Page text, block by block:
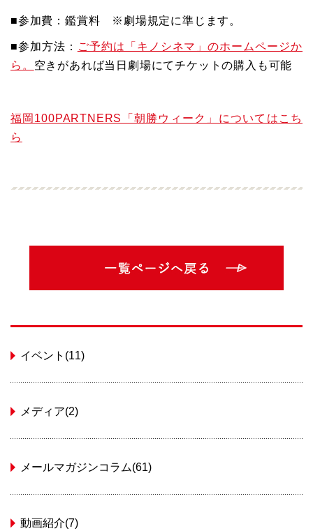
■参加費：鑑賞料 ※劇場規定に準じます。
■参加方法： ご予約は「キノシネマ」のホームページか
ら。 空きがあれば当日劇場にてチケットの購入も可能
福岡100PARTNERS「朝勝ウィーク」についてはこち
ら
イベント(11)
メディア(2)
メールマガジンコラム(61)
動画紹介(7)